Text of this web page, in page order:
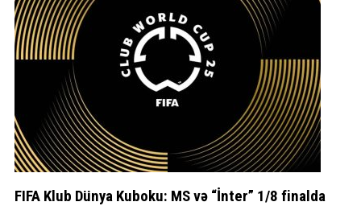
FIFA Klub Dünya Kuboku: MS və “İnter” 1/8 finalda